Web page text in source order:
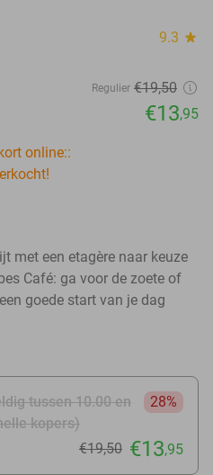
9.3 star
Regulier €19,50
€13,95
online::
met een etagère naar keuze
Café: ga voor de zoete of
goede start van je dag
tussen 10.00 en
kopers)
28%
€19,50 €13,95